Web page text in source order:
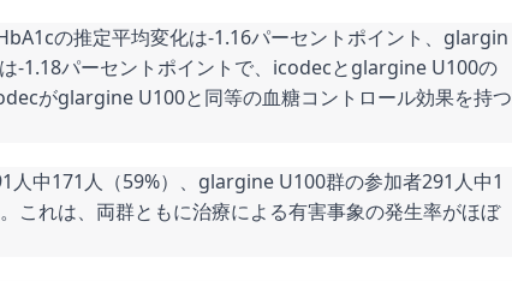
の推定平均変化は-1.16パーセントポイント、glargin
-1.18パーセントポイントで、icodecとglargine U100の
がglargine U100と同等の血糖コントロール効果を持つ
人中171人（59%）、glargine U100群の参加者291人中1
これは、両群ともに治療による有害事象の発生率がほぼ